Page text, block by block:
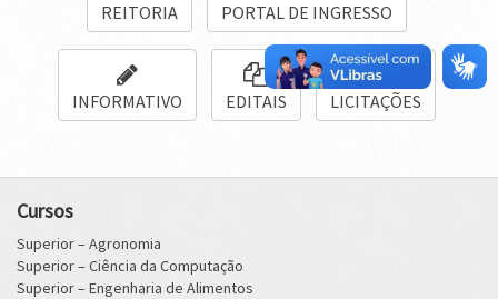
REITORIA PORTAL DE INGRESSO
INFORMATIVO EDITAIS LICITAÇÕES
Cursos
Superior – Agronomia
Superior – Ciência da Computação
Superior – Engenharia de Alimentos